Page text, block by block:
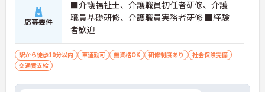
応募要件
■介護福祉士、介護職員初任者研修、介護
職員基礎研修、介護職員実務者研修 ■経験
者歓迎
駅から徒歩10分以内 車通勤可 無資格OK 研修制度あり
社会保険完備
交通費支給